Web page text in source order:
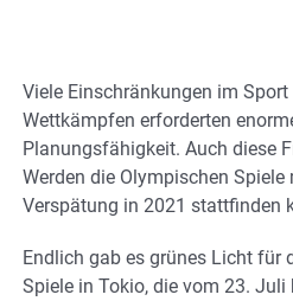
Viele Einschränkungen im
Wettkämpfen erforderten
Planungsfähigkeit. Auch diese
Werden die Olympischen
Verspätung in 2021 stattfinden
Endlich gab es grünes Licht für
Spiele in Tokio, die vom 23. Juli